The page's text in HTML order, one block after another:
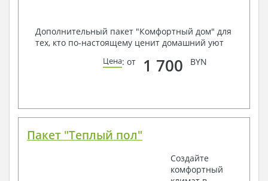
Дополнительный пакет "Комфортный дом" для
тех, кто по-настоящему ценит домашний уют
Цена: от 1 700 BYN
Пакет "Теплый пол"
Создайте
комфортный